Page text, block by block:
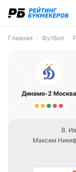
Главная Футбол
Динамо-2 Москва
В.
Максим